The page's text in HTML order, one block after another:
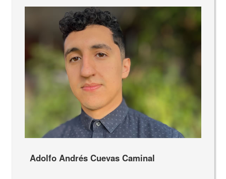
Adolfo Andrés Cuevas Caminal